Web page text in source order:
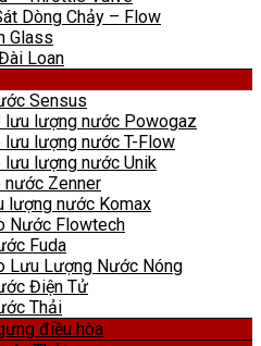
Dòng Chảy – Flow
Glass
Loan
Sensus
lượng nước Powogaz
lượng nước T-Flow
lượng nước Unik
Zenner
lượng nước Komax
Nước Flowtech
Fuda
Lưu Lượng Nước Nóng
Điện Tử
Thải
điều hòa